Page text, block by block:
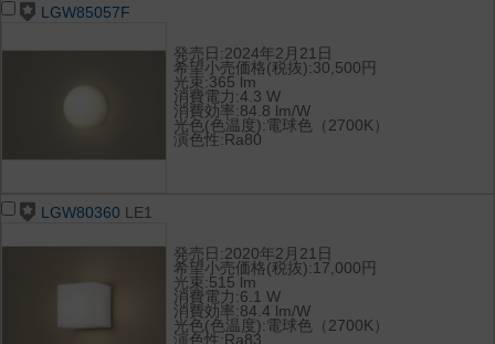
LGW85057F
発売日:2024年2月21日
希望小売価格(税抜):30,500円
光束:365 lm
消費電力:4.3 W
消費効率:84.8 lm/W
光色(色温度):電球色（2700K）
演色性:Ra80
LGW80360 LE1
発売日:2020年2月21日
希望小売価格(税抜):17,000円
光束:515 lm
消費電力:6.1 W
消費効率:84.4 lm/W
光色(色温度):電球色（2700K）
演色性:Ra83